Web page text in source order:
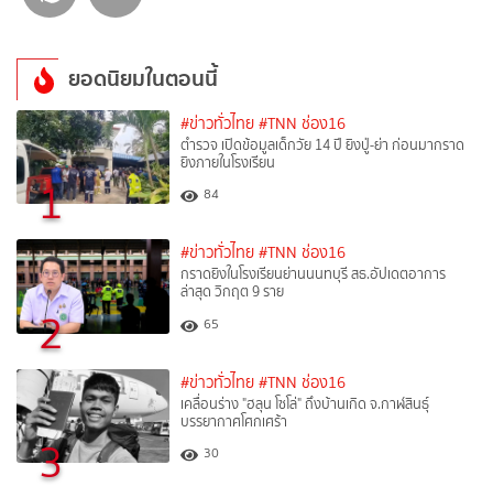
ยอดนิยมในตอนนี้
1
#ข่าวทั่วไทย #TNN ช่อง16
ตำรวจ เปิดข้อมูลเด็กวัย 14 ปี ยิงปู่-ย่า ก่อนมากราด
ยิงภายในโรงเรียน
84
2
#ข่าวทั่วไทย #TNN ช่อง16
กราดยิงในโรงเรียนย่านนนทบุรี สธ.อัปเดตอาการ
ล่าสุด วิกฤต 9 ราย
65
3
#ข่าวทั่วไทย #TNN ช่อง16
เคลื่อนร่าง "ฮลุน โซโล่" ถึงบ้านเกิด จ.กาฬสินธุ์
บรรยากาศโศกเศร้า
30